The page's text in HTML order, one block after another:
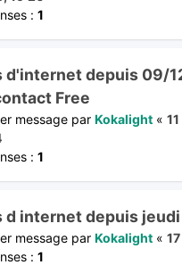
: 1
d'internet depuis 09/
Free
message par Kokalight «
: 1
d internet depuis
message par Kokalight «
: 1